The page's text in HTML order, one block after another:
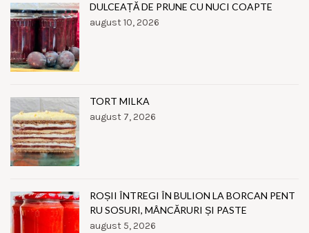
DULCEAȚĂ DE PRUNE CU NUCI COAPTE
august 10, 2026
TORT MILKA
august 7, 2026
ROȘII ÎNTREGI ÎN BULION LA BORCAN PENT
RU SOSURI, MÂNCĂRURI ȘI PASTE
august 5, 2026